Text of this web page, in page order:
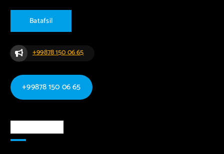
Batafsil
+99878 150 06 65
+99878 150 06 65